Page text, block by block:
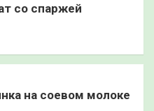
со спаржей
на соевом молоке